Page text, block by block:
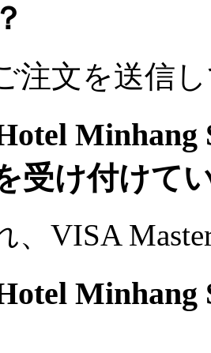
注文を送信
受け付けて
、VISA